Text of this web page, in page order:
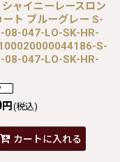
ャイニーレースロン
ート ブルーグレー S-
08-047-LO-SK-HR-
S-
08-047-LO-SK-HR-
円 (税込)
カートに入れる